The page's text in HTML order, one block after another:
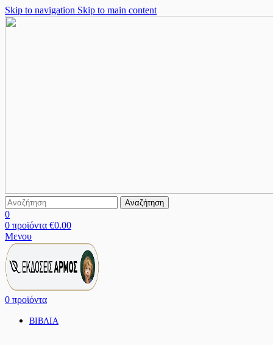
Skip to navigation Skip to main content
Αναζήτηση
0
0 προϊόντα €0.00
Μενου
0 προϊόντα
ΒΙΒΛΙΑ